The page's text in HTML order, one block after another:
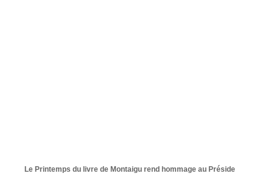
Le Printemps du livre de Montaigu rend hommage au Président de sa 36